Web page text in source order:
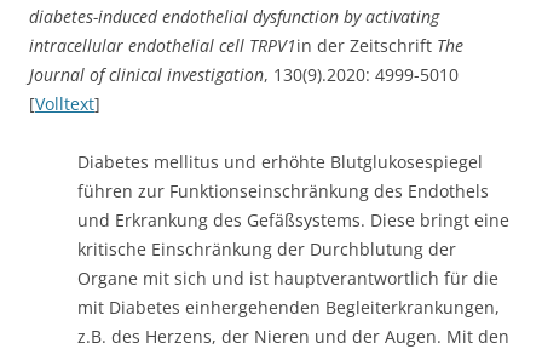
diabetes-induced endothelial dysfunction by activating
intracellular endothelial cell TRPV1in der Zeitschrift The
Journal of clinical investigation, 130(9).2020: 4999-5010
[Volltext]
Diabetes mellitus und erhöhte Blutglukosespiegel
führen zur Funktionseinschränkung des Endothels
und Erkrankung des Gefäßsystems. Diese bringt eine
kritische Einschränkung der Durchblutung der
Organe mit sich und ist hauptverantwortlich für die
mit Diabetes einhergehenden Begleiterkrankungen,
z.B. des Herzens, der Nieren und der Augen. Mit den